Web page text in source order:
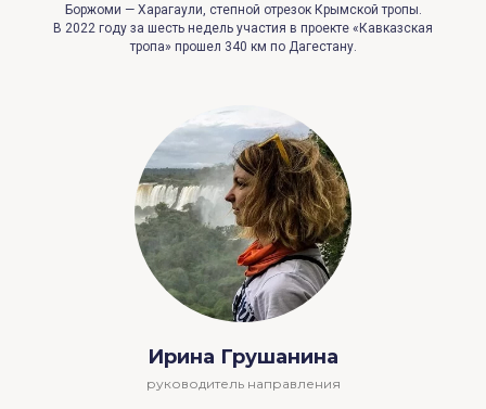
Боржоми — Харагаули, степной отрезок Крымской тропы.
В 2022 году за шесть недель участия в проекте «Кавказская
тропа» прошел 340 км по Дагестану.
Ирина Грушанина
руководитель направления